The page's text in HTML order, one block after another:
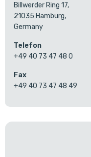
Billwerder Ring 17,
21035 Hamburg,
Germany
Telefon
+49 40 73 47 48 0
Fax
+49 40 73 47 48 49